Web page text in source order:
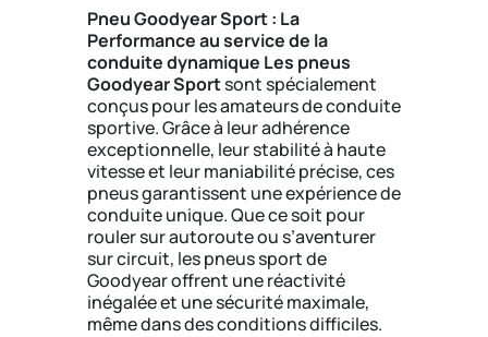
Pneu Goodyear Sport : La
Performance au service de la
conduite dynamique Les pneus
Goodyear Sportsont spécialement
conçus pour les amateurs de conduite
sportive. Grâce à leur adhérence
exceptionnelle, leur stabilité à haute
vitesse et leur maniabilité précise, ces
pneus garantissent une expérience de
conduite unique. Que ce soit pour
rouler sur autoroute ou s’aventurer
sur circuit, les pneus sport de
Goodyear offrent une réactivité
inégalée et une sécurité maximale,
même dans des conditions difficiles.